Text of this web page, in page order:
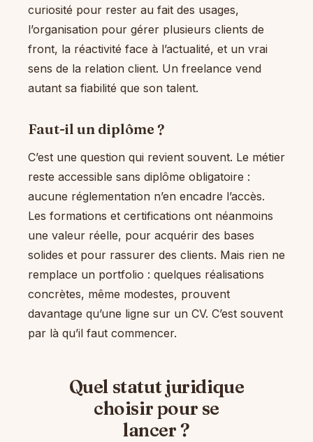
curiosité pour rester au fait des usages,
l’organisation pour gérer plusieurs clients de
front, la réactivité face à l’actualité, et un vrai
sens de la relation client. Un freelance vend
autant sa fiabilité que son talent.
Faut-il un diplôme ?
C’est une question qui revient souvent. Le métier
reste accessible sans diplôme obligatoire :
aucune réglementation n’en encadre l’accès.
Les formations et certifications ont néanmoins
une valeur réelle, pour acquérir des bases
solides et pour rassurer des clients. Mais rien ne
remplace un portfolio : quelques réalisations
concrètes, même modestes, prouvent
davantage qu’une ligne sur un CV. C’est souvent
par là qu’il faut commencer.
Quel statut juridique
choisir pour se
lancer ?